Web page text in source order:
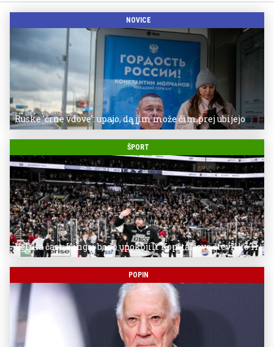
NOVICE
Ruske 'črne vdove': upajo, da jim može čim prej ubijejo
ŠPORT
Velika čast: Kingsi bodo upokojili Kopitarjevo številko 11
POPIN